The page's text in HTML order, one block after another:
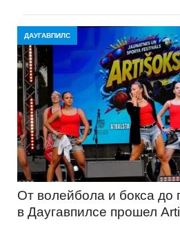
ДАУГАВПИЛС
От волейбола и бокса до
в Даугавпилсе прошел